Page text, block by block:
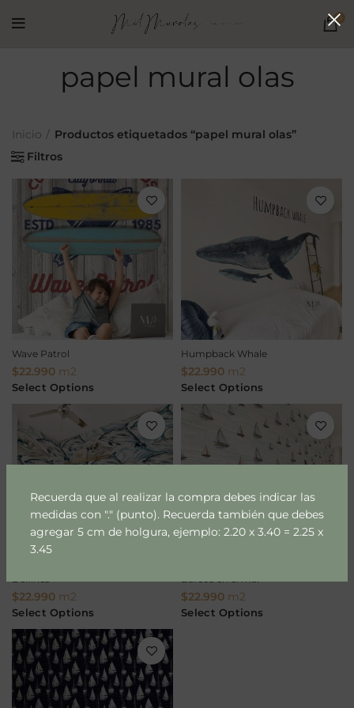
Recuerda que al realizar la compra debes indicar las
medidas con "." (punto). Recuerda también que debes
agregar 5 cm de holgura, ejemplo: 2.20 x 3.40 = 2.25 x
3.45
0
papel mural olas
Inicio
Productos etiquetados “papel mural olas”
Filtros
Wave Patrol
$22.990 m2
Select Options
Humpback Whale
$22.990 m2
Select Options
Delfines
$22.990 m2
Select Options
Barcos en el mar
$22.990 m2
Select Options